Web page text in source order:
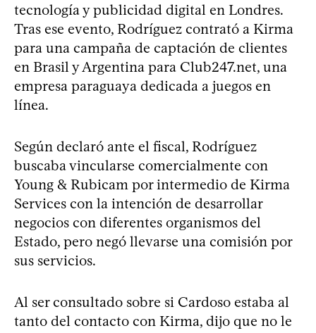
tecnología y publicidad digital en Londres.
Tras ese evento, Rodríguez contrató a Kirma
para una campaña de captación de clientes
en Brasil y Argentina para Club247.net, una
empresa paraguaya dedicada a juegos en
línea.
Según declaró ante el fiscal, Rodríguez
buscaba vincularse comercialmente con
Young & Rubicam por intermedio de Kirma
Services con la intención de desarrollar
negocios con diferentes organismos del
Estado, pero negó llevarse una comisión por
sus servicios.
Al ser consultado sobre si Cardoso estaba al
tanto del contacto con Kirma, dijo que no le